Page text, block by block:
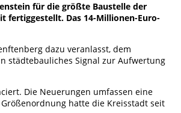
für die größte Baustelle der
fertiggestellt. Das 14-Millionen-Euro-
dazu veranlasst, dem
städtebauliches Signal zur Aufwertung
Die Neuerungen umfassen eine
hatte die Kreisstadt seit